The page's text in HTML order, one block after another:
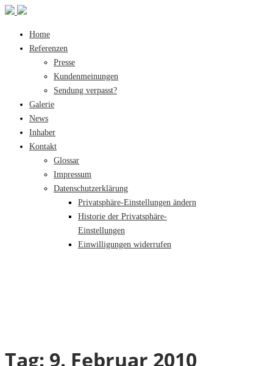
Home
Referenzen
Presse
Kundenmeinungen
Sendung verpasst?
Galerie
News
Inhaber
Kontakt
Glossar
Impressum
Datenschutzerklärung
Privatsphäre-Einstellungen ändern
Historie der Privatsphäre-
Einstellungen
Einwilligungen widerrufen
Tag: 9. Februar 2010